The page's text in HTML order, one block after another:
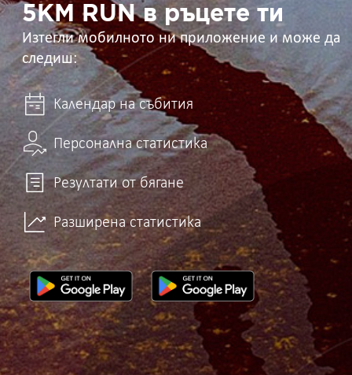
ти 5KM RUN в ръцете ти
Изтегли мобилното ни приложение и може да
следиш:
Календар на събития
Персонална статистика
Резултати от бягане
Разширена статистика